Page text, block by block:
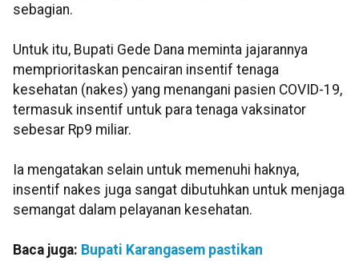
sebagian.
Untuk itu, Bupati Gede Dana meminta jajarannya
memprioritaskan pencairan insentif tenaga
kesehatan (nakes) yang menangani pasien COVID-19,
termasuk insentif untuk para tenaga vaksinator
sebesar Rp9 miliar.
Ia mengatakan selain untuk memenuhi haknya,
insentif nakes juga sangat dibutuhkan untuk menjaga
semangat dalam pelayanan kesehatan.
Baca juga: Bupati Karangasem pastikan